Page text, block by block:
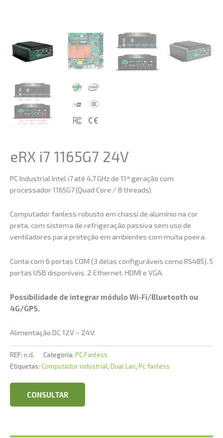
eRX i7 1165G7 24V
PC Industrial Intel i7 até 4,7 GHz de 11ª geração com
processador 1165G7 (Quad Core / 8 threads)
Computador fanless robusto em chassi de alumínio na cor
preta, com sistema de refrigeração passiva sem uso de
ventiladores para proteção em ambientes com muita poeira.
Conta com 6 portas COM (3 delas configuráveis como RS485). 5
portas USB disponíveis. 2 Ethernet. HDMI e VGA.
Possibilidade de integrar módulo Wi-Fi/Bluetooth ou
4G/GPS.
Alimentação DC 12V ~ 24V.
REF: n.d. Categoria: PC Fanless
Etiquetas: Computador industrial, Dual Lan, Pc fanless
CONSULTAR